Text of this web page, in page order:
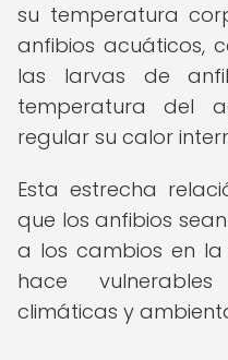
su temperatura
anfibios acuáticos,
las larvas de
temperatura del
regular su calor
Esta estrecha
que los anfibios
a los cambios en
hace
climáticas y